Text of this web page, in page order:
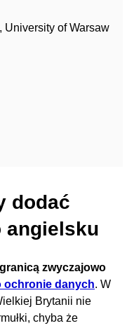
University of Warsaw
dodać
angielsku
zwyczajowo
ochronie danych. W
Brytanii nie
chyba że